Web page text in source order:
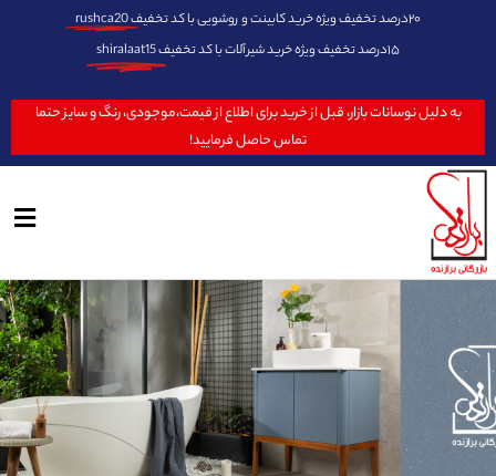
۲۰درصد تخفیف ویژه خرید کابینت و روشویی با کد تخفیف
rushca20
۱۵درصد تخفیف ویژه خرید شیرآلات با کد تخفیف
shiralaat15
به دلیل نوسانات بازار، قبل از خرید برای اطلاع از قیمت،موجودی، رنگ و سایز حتما
تماس حاصل فرمایید!